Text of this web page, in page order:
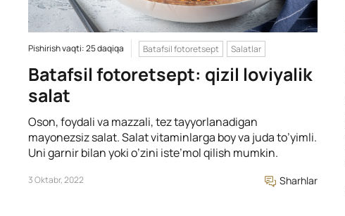
Pishirish vaqti: 25 daqiqa Batafsil fotoretsept Salatlar
Batafsil fotoretsept: qizil loviyalik
salat
Oson, foydali va mazzali, tez tayyorlanadigan
mayonezsiz salat. Salat vitaminlarga boy va juda to’yimli.
Uni garnir bilan yoki o’zini iste’mol qilish mumkin.
3 Oktabr, 2022 Sharhlar